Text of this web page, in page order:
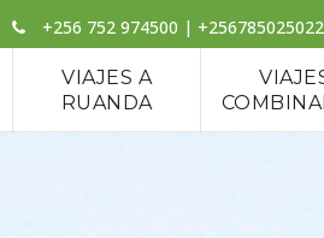
+256 752 974500 | +256785025022
VIAJES A
RUANDA